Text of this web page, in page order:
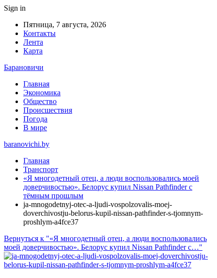
Sign in
Пятница, 7 августа, 2026
Контакты
Лента
Карта
Барановичи
Главная
Экономика
Общество
Происшествия
Погода
В мире
baranovichi.by
Главная
Транспорт
«Я многодетный отец, а люди воспользовались моей
доверчивостью». Белорус купил Nissan Pathfinder с
тёмным прошлым
ja-mnogodetnyj-otec-a-ljudi-vospolzovalis-moej-
doverchivostju-belorus-kupil-nissan-pathfinder-s-tjomnym-
proshlym-a4fce37
Вернуться к "«Я многодетный отец, а люди воспользовались
моей доверчивостью». Белорус купил Nissan Pathfinder с…"